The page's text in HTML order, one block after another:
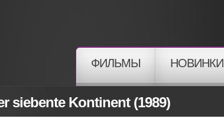
ФИЛЬМЫ НОВИНКИ
siebente Kontinent (1989)